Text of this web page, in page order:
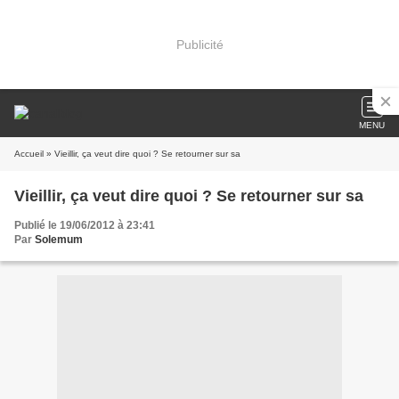
Publicité
MENU
Accueil » Vieillir, ça veut dire quoi ? Se retourner sur sa
Vieillir, ça veut dire quoi ? Se retourner sur sa
Publié le 19/06/2012 à 23:41
Par Solemum